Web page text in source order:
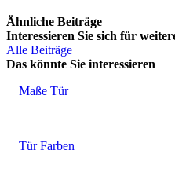
Ähnliche Beiträge
Interessieren Sie sich für
Alle Beiträge
Das könnte Sie interessieren
Maße Tür
Tür Farben